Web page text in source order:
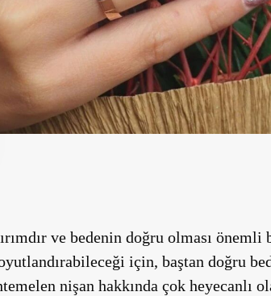
ve bedenin doğru olması önemli
için, baştan doğru
nişan hakkında çok heyecanlı